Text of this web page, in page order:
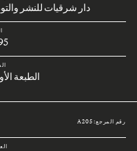
دار شرقيات للنشر
الطبعة
رقم المرجع: A205